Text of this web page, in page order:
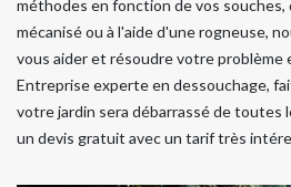
méthodes en fonction de vos souches,
mécanisé ou à l'aide d'une rogneuse,
vous aider et résoudre votre problème
Entreprise experte en dessouchage,
votre jardin sera débarrassé de toutes
un devis gratuit avec un tarif très